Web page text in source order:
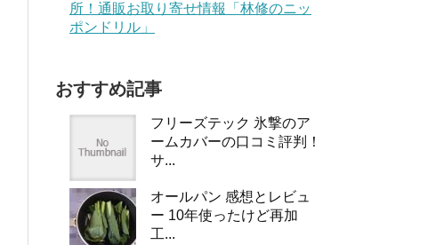
所！通販お取り寄せ情報「林修のニッ
ポンドリル」
おすすめ記事
フリーズテック 氷撃のア
ームカバーの口コミ評判！
サ...
オールパン 感想とレビュ
ー 10年使ったけど再加
工...